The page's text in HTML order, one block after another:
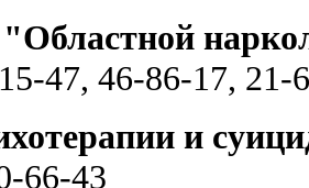
47, 46-86-17, 21-
и
66-43